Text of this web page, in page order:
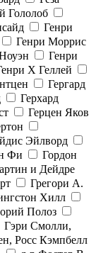
Гололоб
Генри
Генри Моррис
Генри
Х Геллей
Гергард
Герхард
Герцен Яков
Эйлворд
Фи
Гордон
и Дейдре
Грегори А.
Хилл
Полоз
Гэри Смолли,
Росс Кэмпбелл